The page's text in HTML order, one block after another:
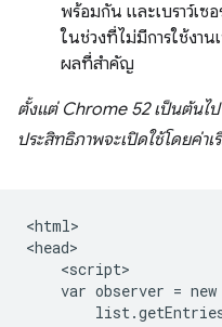
พร้อมกัน และเบราว์เซ
ในช่วงที่ไม่มีการใช้งาน
ผลที่สำคัญ
ตั้งแต่ Chrome 52 เป็นต้นไ
ประสิทธิภาพจะเปิดใช้โดยค่าเ
<html>
<head>
    <script>
var observer =